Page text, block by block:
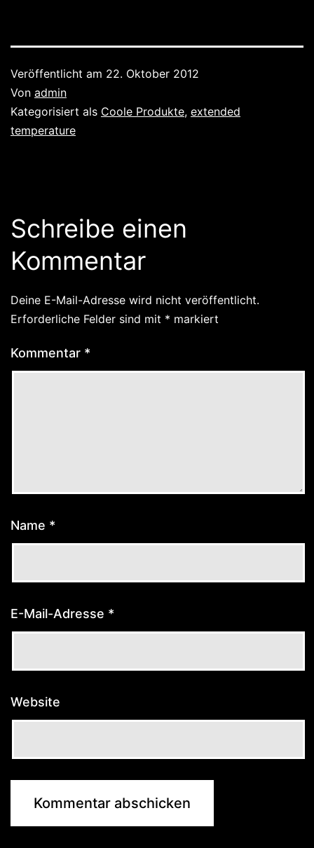
Veröffentlicht am 22. Oktober 2012
Von admin
Kategorisiert als Coole Produkte, extended
temperature
Schreibe einen
Kommentar
Deine E-Mail-Adresse wird nicht veröffentlicht.
Erforderliche Felder sind mit * markiert
Kommentar *
Name *
E-Mail-Adresse *
Website